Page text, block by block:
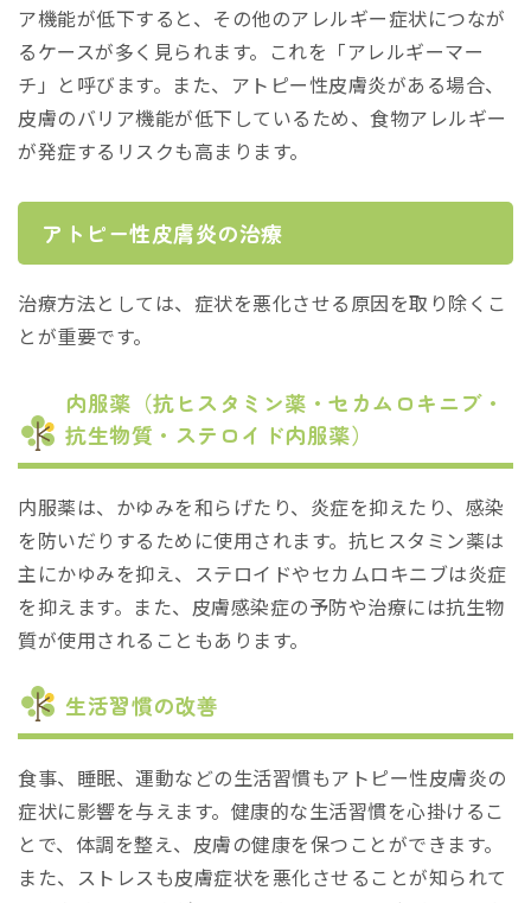
ア機能が低下すると、その他のアレルギー症状につなが
るケースが多く見られます。これを「アレルギーマー
チ」と呼びます。また、アトピー性皮膚炎がある場合、
皮膚のバリア機能が低下しているため、食物アレルギー
が発症するリスクも高まります。
アトピー性皮膚炎の治療
治療方法としては、症状を悪化させる原因を取り除くこ
とが重要です。
内服薬（抗ヒスタミン薬・セカムロキニブ・
抗生物質・ステロイド内服薬）
内服薬は、かゆみを和らげたり、炎症を抑えたり、感染
を防いだりするために使用されます。抗ヒスタミン薬は
主にかゆみを抑え、ステロイドやセカムロキニブは炎症
を抑えます。また、皮膚感染症の予防や治療には抗生物
質が使用されることもあります。
生活習慣の改善
食事、睡眠、運動などの生活習慣もアトピー性皮膚炎の
症状に影響を与えます。健康的な生活習慣を心掛けるこ
とで、体調を整え、皮膚の健康を保つことができます。
また、ストレスも皮膚症状を悪化させることが知られて